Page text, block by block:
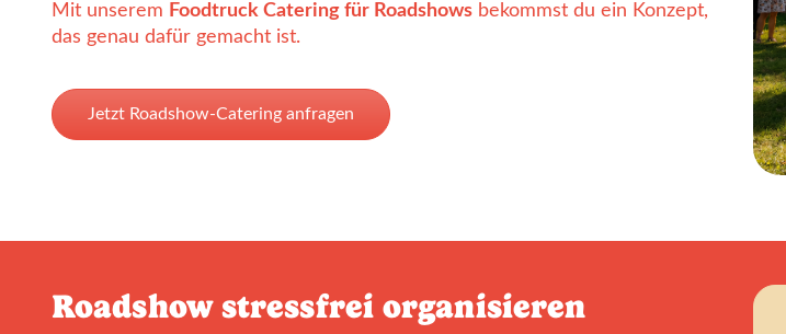
Mit unserem Foodtruck Catering für Roadshows bekommst du ein Konzept,
das genau dafür gemacht ist.
Jetzt Roadshow-Catering anfragen
Roadshow stressfrei organisieren